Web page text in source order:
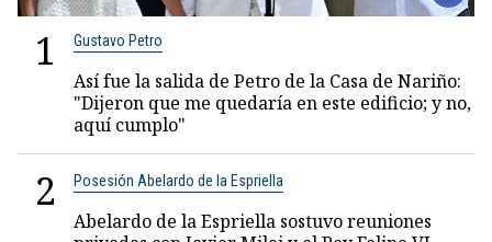
1 Gustavo Petro
Así fue la salida de Petro de la Casa de Nariño:
"Dijeron que me quedaría en este edificio; y no,
aquí cumplo"
2 Posesión Abelardo de la Espriella
Abelardo de la Espriella sostuvo reuniones